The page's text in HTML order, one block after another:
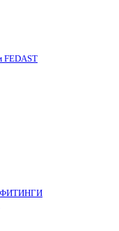
FEDAST
ФИТИНГИ